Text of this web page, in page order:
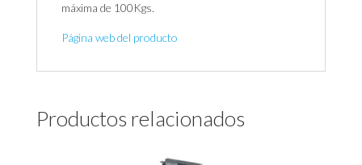
máxima de 100Kgs.
Página web del producto
Productos relacionados